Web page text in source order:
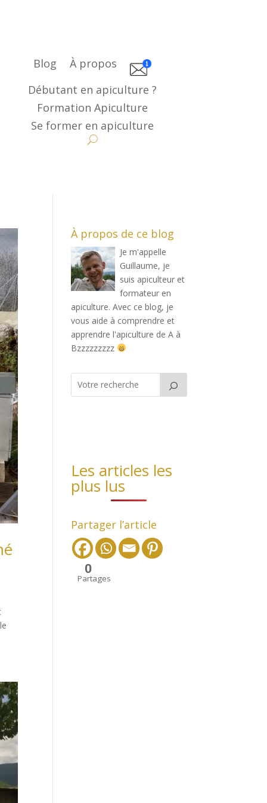
Blog
À propos
Débutant en apiculture ?
Formation Apiculture
Se former en apiculture
À propos de ce blog
Je m'appelle
Guillaume, je
suis apiculteur et
formateur en
apiculture. Avec ce blog, je
vous aide à comprendre et
apprendre l'apiculture de A à
Bzzzzzzzzz
Les articles les
plus lus
Partager l’article
0
Partages